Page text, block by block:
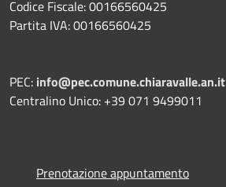
Codice Fiscale: 00166560425
Partita IVA: 00166560425
PEC: info@pec.comune.chiaravalle.an.it
Centralino Unico: +39 071 9499011
Prenotazione appuntamento